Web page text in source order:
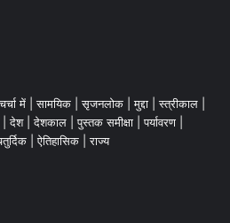
चर्चा में सामयिक सृजनलोक मुद्दा स्त्रीकाल
देश देशकाल पुस्तक समीक्षा पर्यावरण
ऐतिहासिक राज्य